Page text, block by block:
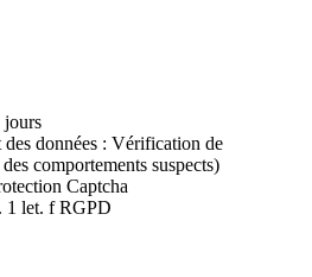
jours
données : Vérification de
comportements suspects)
Captcha
1 let. f RGPD